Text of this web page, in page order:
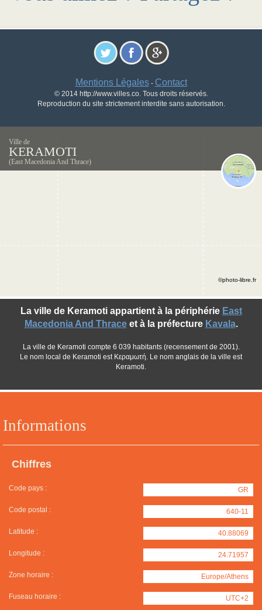
Mentions Légales- Contact
© 2014 http://www.villes.co. Tous droits réservés.
Reproduction du site strictement interdite sans autorisation.
Ville de
KERAMOTI
(East Macedonia And Thrace)
Informations
Chiffres
Code pays : GR
Code postal : 640-11
Latitude : 40.88069
Longitude : 24.71957
Zone horaire : Europe/Athens
Fuseau horaire : UTC+2
La ville de Keramoti appartient à la périphérie East
Macedonia And Thraceet à la préfecture Kavala.
La ville de Keramoti compte 6 039 habitants (recensement de 2001).
Le nom local de Keramoti est Κεραμωτή. Le nom anglais de la ville est
Keramoti.
©photo-libre.fr